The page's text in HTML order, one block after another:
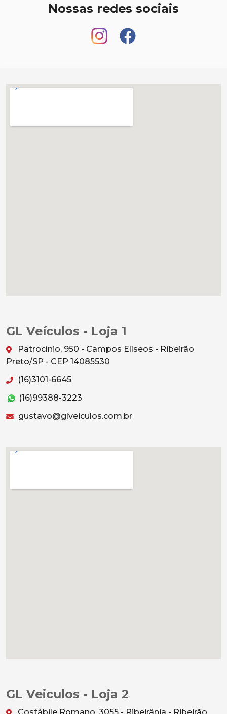
Nossas redes sociais
GL Veículos - Loja 1
Patrocínio, 950 - Campos Elíseos - Ribeirão
Preto/SP - CEP 14085530
(16)3101-6645
(16)99388-3223
gustavo@glveiculos.com.br
GL Veiculos - Loja 2